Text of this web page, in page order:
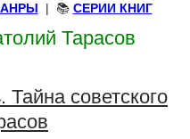
| 📚 СЕРИИ КНИГ
Тарасов
советского